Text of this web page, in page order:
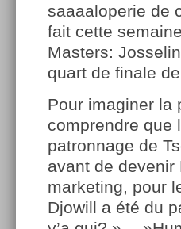
saaaaloperie de
fait cette
Masters:
quart de finale
Pour imaginer la
comprendre que
patronnage de
avant de devenir
marketing, pour
Djowill a été du